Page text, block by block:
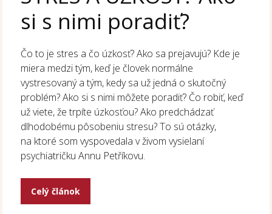
si s nimi poradiť?
Čo to je stres a čo úzkosť? Ako sa prejavujú? Kde je
miera medzi tým, keď je človek normálne
vystresovaný a tým, kedy sa už jedná o skutočný
problém? Ako si s nimi môžete poradiť? Čo robiť, keď
už viete, že trpíte úzkosťou? Ako predchádzať
dlhodobému pôsobeniu stresu? To sú otázky,
na ktoré som vyspovedala v živom vysielaní
psychiatričku Annu Petříkovu.
Celý článok